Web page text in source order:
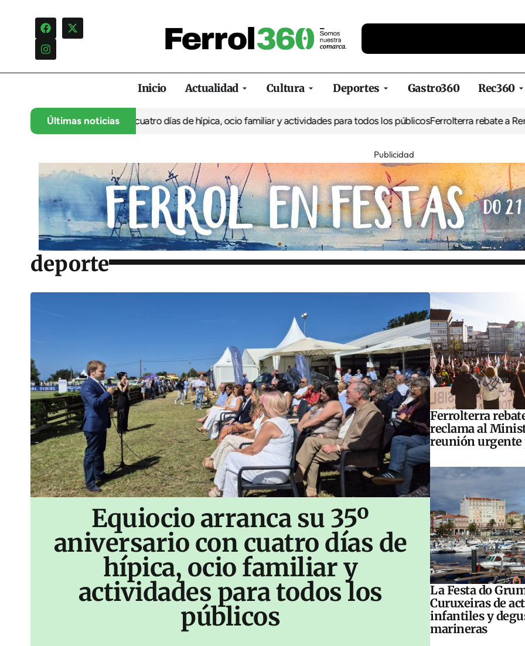
Inicio Actualidad Cultura Deportes Gastro360 Rec360
Últimas noticias
35º aniversario con cuatro días de hípica, ocio familiar y actividades para todos los públicosFerrolterra rebate a Renfe y
Publicidad
deporte
Equiocio arranca su 35º
aniversario con cuatro días de
hípica, ocio familiar y
actividades para todos los
públicos
Ferrolterra
reclama al
reunión urgente
La Festa do
Curuxeiras de
infantiles y
marineras